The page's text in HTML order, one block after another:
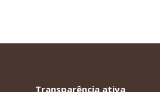
Transparência ativa